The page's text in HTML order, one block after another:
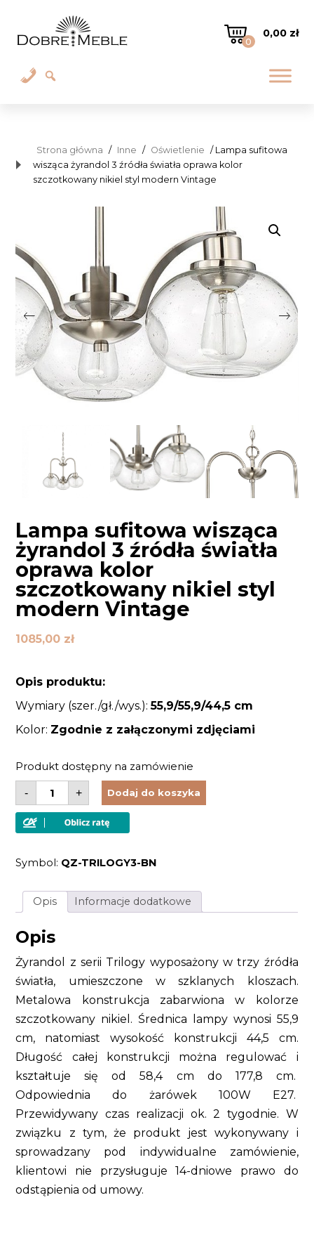
0
0,00 zł
Strona główna / Inne / Oświetlenie / Lampa sufitowa
wisząca żyrandol 3 źródła światła oprawa kolor
szczotkowany nikiel styl modern Vintage
Lampa sufitowa wisząca
żyrandol 3 źródła światła
oprawa kolor
szczotkowany nikiel styl
modern Vintage
1085,00 zł
Opis produktu:
Wymiary (szer./gł./wys.):55,9/55,9/44,5 cm
Kolor: Zgodnie z załączonymi zdjęciami
Produkt dostępny na zamówienie
-
ilość
Lampa
sufitowa
wisząca
żyrandol
światła
szczotkowany
nikiel
modern
Vintage
+ Dodaj do koszyka
Symbol: QZ-TRILOGY3-BN
Opis Informacje dodatkowe
Opis
Żyrandol z serii Trilogy wyposażony w trzy źródła
światła, umieszczone w szklanych kloszach.
Metalowa konstrukcja zabarwiona w kolorze
szczotkowany nikiel. Średnica lampy wynosi 55,9
cm, natomiast wysokość konstrukcji 44,5 cm.
Długość całej konstrukcji można regulować i
kształtuje się od 58,4 cm do 177,8 cm.
Odpowiednia do żarówek 100W E27.
Przewidywany czas realizacji ok. 2 tygodnie. W
związku z tym, że produkt jest wykonywany i
sprowadzany pod indywidualne zamówienie,
klientowi nie przysługuje 14-dniowe prawo do
odstąpienia od umowy.